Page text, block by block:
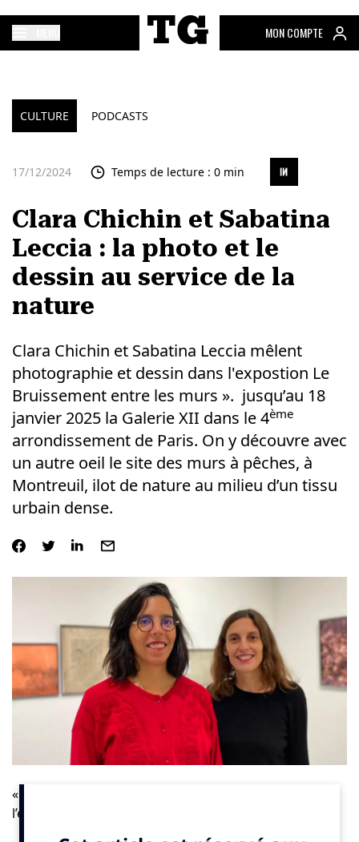
MON COMPTE
CULTURE PODCASTS
17/12/2024 Temps de lecture : 0 min
Clara Chichin et Sabatina
Leccia : la photo et le
dessin au service de la
nature
Clara Chichin et Sabatina Leccia mêlent
photographie et dessin dans l'expostion Le
Bruissement entre les murs ». jusqu’au 18
janvier 2025 la Galerie XII dans le 4ème
arrondissement de Paris. On y découvre avec
un autre oeil le site des murs à pêches, à
Montreuil, ilot de nature au milieu d’un tissu
urbain dense.
« Le Bruissement entre les murs ». C’est le titre de
l’exposition que propose actuellement et jusqu’au 18